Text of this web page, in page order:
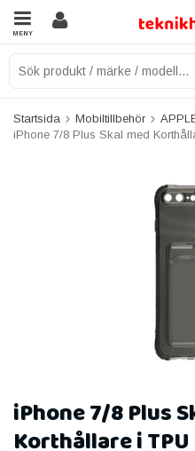
MENY
Startsida Mobiltillbehör
iPhone 7/8 Plus Skal med
iPhone 7/8 Plus
Korthållare i